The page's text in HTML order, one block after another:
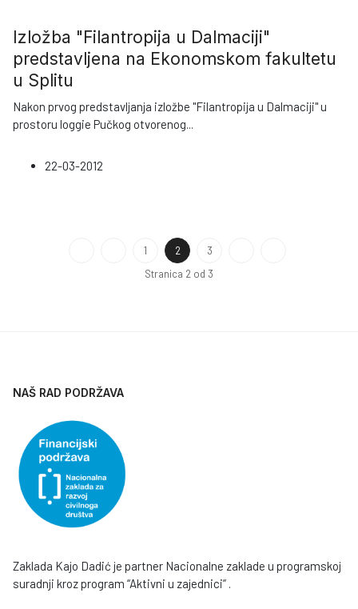
Izložba "Filantropija u Dalmaciji"
predstavljena na Ekonomskom fakultetu
u Splitu
Nakon prvog predstavljanja izložbe "Filantropija u Dalmaciji" u
prostoru loggie Pučkog otvorenog...
22-03-2012
1 2
3
Stranica 2 od 3
NAŠ RAD PODRŽAVA
Zaklada Kajo Dadić je partner Nacionalne zaklade u programskoj
suradnji kroz program “Aktivni u zajednici” .